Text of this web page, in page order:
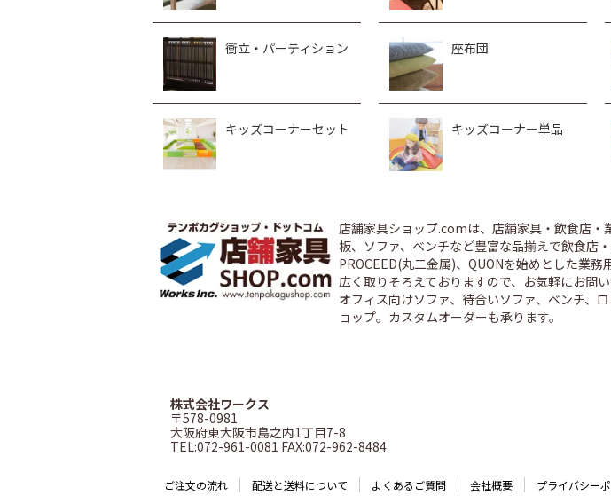
衝立・パーティション 座布団
キッズコーナーセット キッズコーナー単品
店舗家具ショップ.comは、店舗家具・飲食店
板、ソファ、ベンチなど豊富な品揃えで飲食店
PROCEED(丸二金属)、QUONを始めとした業
広く取りそろえておりますので、お気軽にお問い
オフィス向けソファ、待合いソファ、ベンチ、
ョップ。カスタムオーダーも承ります。
株式会社ワークス
〒578-0981
大阪府東大阪市島之内1丁目7-8
TEL:072-961-0081 FAX:072-962-8484
ご注文の流れ 配送と送料について よくあるご質問 会社概要 プライバシー